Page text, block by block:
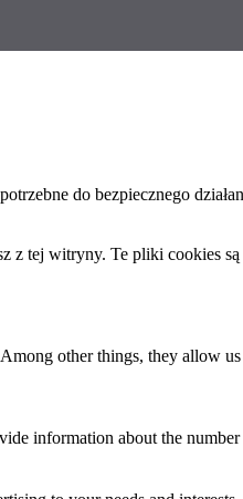
do bezpiecznego
tej witryny. Te pliki cookies
other things, they allow
information about the